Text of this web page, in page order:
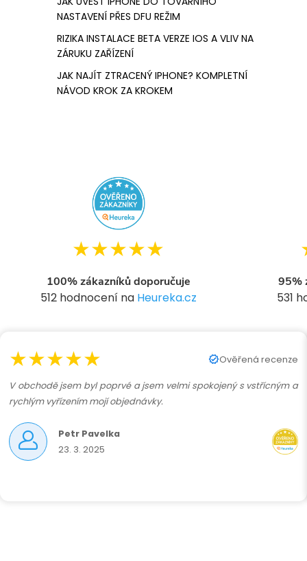
NASTAVENÍ PŘES DFU REŽIM
RIZIKA INSTALACE BETA VERZE IOS A VLIV NA
ZÁRUKU ZAŘÍZENÍ
JAK NAJÍT ZTRACENÝ IPHONE? KOMPLETNÍ
NÁVOD KROK ZA KROKEM
★★★★★
100% zákazníků doporučuje
512 hodnocení na Heureka.cz
95%
531
★★★★★ Ověřená recenze
V obchodě jsem byl poprvé a jsem velmi spokojený s vstřícným a
rychlým vyřízením mojí objednávky.
Petr Pavelka
23. 3. 2025